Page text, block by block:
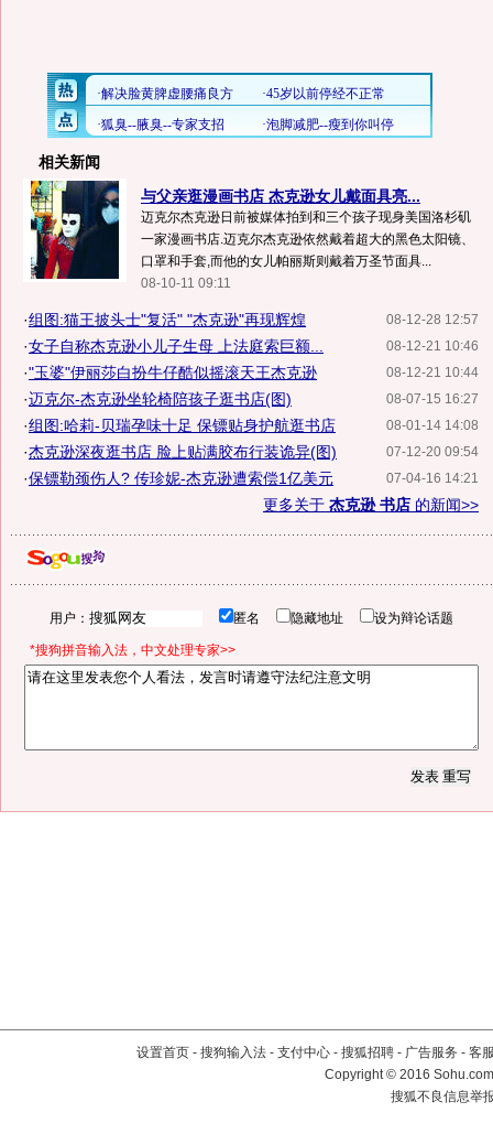
相关新闻
与父亲逛漫画书店 杰克逊女儿戴面具亮...
迈克尔杰克逊日前被媒体拍到和三个孩子现身美国洛杉矶
一家漫画书店.迈克尔杰克逊依然戴着超大的黑色太阳镜、
口罩和手套,而他的女儿帕丽斯则戴着万圣节面具...
08-10-11 09:11
08-12-28 12:57
·组图:猫王披头士"复活" "杰克逊"再现辉煌
08-12-21 10:46
·女子自称杰克逊小儿子生母 上法庭索巨额...
08-12-21 10:44
·"玉婆"伊丽莎白扮牛仔酷似摇滚天王杰克逊
08-07-15 16:27
·迈克尔-杰克逊坐轮椅陪孩子逛书店(图)
08-01-14 14:08
·组图:哈莉-贝瑞孕味十足 保镖贴身护航逛书店
07-12-20 09:54
·杰克逊深夜逛书店 脸上贴满胶布行装诡异(图)
07-04-16 14:21
·保镖勒颈伤人? 传珍妮-杰克逊遭索偿1亿美元
更多关于 杰克逊 书店 的新闻>>
用户： 匿名 隐藏地址 设为辩论话题
*搜狗拼音输入法，中文处理专家>>
设置首页 - 搜狗输入法 - 支付中心 - 搜狐招聘 - 广告服务 - 客
Copyright©2016
搜狐不良信息举